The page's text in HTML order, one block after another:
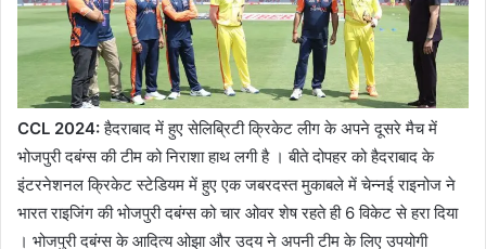
CCL 2024:हैदराबाद में हुए सेलिब्रिटी क्रिकेट लीग के अपने दूसरे मैच में
भोजपुरी दबंग्स की टीम को निराशा हाथ लगी है । बीते दोपहर को हैदराबाद के
इंटरनेशनल क्रिकेट स्टेडियम में हुए एक जबरदस्त मुकाबले में चेन्नई राइनोज ने
भारत राइजिंग की भोजपुरी दबंग्स को चार ओवर शेष रहते ही 6 विकेट से हरा दिया
। भोजपुरी दबंग्स के आदित्य ओझा और उदय ने अपनी टीम के लिए उपयोगी